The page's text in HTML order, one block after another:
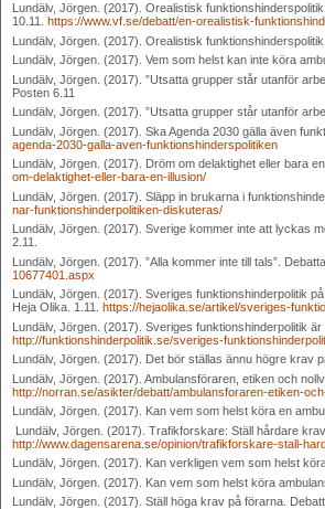
Lundälv, Jörgen. (2017). Orealistisk
10.11. https://www.vf.se/debatt/en-orealistisk-
Lundälv, Jörgen. (2017). Orealistisk
Lundälv, Jörgen. (2017). Vem som helst kan inte köra
Lundälv, Jörgen. (2017). ”Utsatta grupper står utanför
Posten 6.11
Lundälv, Jörgen. (2017). ”Utsatta grupper står utanför
Lundälv, Jörgen. (2017). Ska Agenda 2030 gälla även
agenda-2030-galla-aven-funktionshinderspolitiken
Lundälv, Jörgen. (2017). Dröm om delaktighet eller bara
om-delaktighet-eller-bara-en-illusion/
Lundälv, Jörgen. (2017). Släpp in brukarna i
nar-funktionshinderpolitiken-diskuteras/
Lundälv, Jörgen. (2017). Sverige kommer inte att lyckas
2.11.
Lundälv, Jörgen. (2017). ”Alla kommer inte till tals”.
10677401.aspx
Lundälv, Jörgen. (2017). Sveriges funktionshinderpolitik
Heja Olika. 1.11. https://hejaolika.se/artikel/sveriges-
Lundälv, Jörgen. (2017). Sveriges funktionshinderpolitik
http://funktionshinderpolitik.se/sveriges-
Lundälv, Jörgen. (2017). Det bör ställas ännu högre krav
Lundälv, Jörgen. (2017). Ambulansföraren, etiken och
http://norran.se/asikter/debatt/ambulansforaren-etiken-
Lundälv, Jörgen. (2017). Kan vem som helst köra en
Lundälv, Jörgen. (2017). Trafikforskare: Ställ hårdare
http://www.dagensarena.se/opinion/trafikforskare-stall-
Lundälv, Jörgen. (2017). Kan verkligen vem som helst
Lundälv, Jörgen. (2017). Kan vem som helst köra
Lundälv, Jörgen. (2017). Ställ höga krav på förarna.